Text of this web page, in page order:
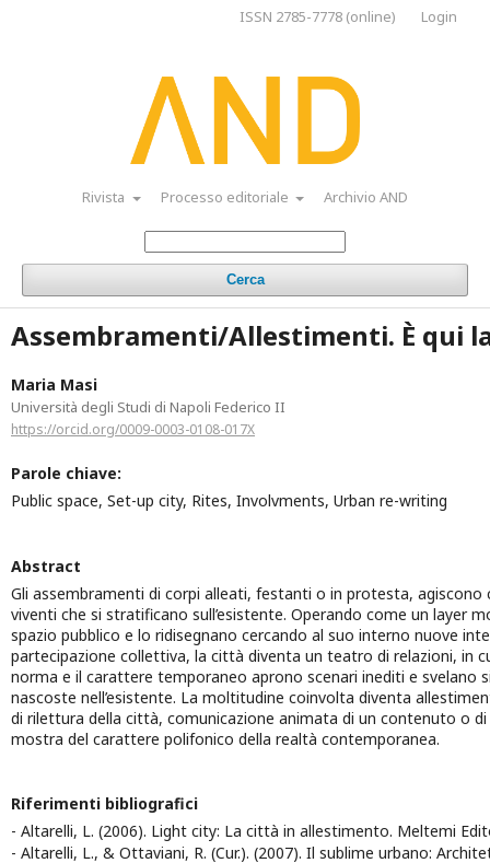
Rivista Processo editoriale Archivio AND
Cerca
ISSN 2785-7778 (online) Login
Assembramenti/Allestimenti. È qui
Maria Masi
Università degli Studi di Napoli Federico II
https://orcid.org/0009-0003-0108-017X
Parole chiave:
Public space, Set-up city, Rites, Involvments, Urban re-writing
Abstract
Gli assembramenti di corpi alleati, festanti o in protesta, agiscono
viventi che si stratificano sull’esistente. Operando come un layer
spazio pubblico e lo ridisegnano cercando al suo interno nuove
partecipazione collettiva, la città diventa un teatro di relazioni, in
norma e il carattere temporaneo aprono scenari inediti e svelano
nascoste nell’esistente. La moltitudine coinvolta diventa
di rilettura della città, comunicazione animata di un contenuto o di
mostra del carattere polifonico della realtà contemporanea.
Riferimenti bibliografici
- Altarelli, L. (2006). Light city: La città in allestimento. Meltemi
- Altarelli, L., & Ottaviani, R. (Cur.). (2007). Il sublime urbano: